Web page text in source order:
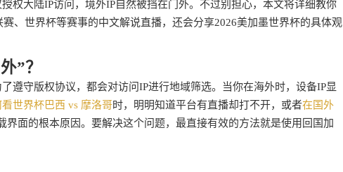
权大陆IP访问，境外IP自然被挡在门外。不过别担心，本文将详细教你
、世界杯等赛事的中文解说直播，还会分享2026美加墨世界杯的具体观
”？
遵守版权协议，都会对访问IP进行地域筛选。当你在海外时，设备IP显
世界杯巴西 vs 摩洛哥时，明明知道平台有直播却打不开，或者在国外
界面的根本原因。要解决这个问题，最直接有效的方法就是使用回国加